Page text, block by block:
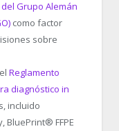
Grupo Alemán
como factor
sobre
Reglamento
diagnóstico in
incluido
BluePrint® FFPE